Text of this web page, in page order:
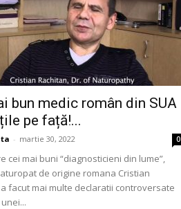
bun medic român din SUA
pe față!...
- martie 30, 2022 0
cei mai buni “diagnosticieni din lume”,
de origine romana Cristian
a facut mai multe declaratii controversate